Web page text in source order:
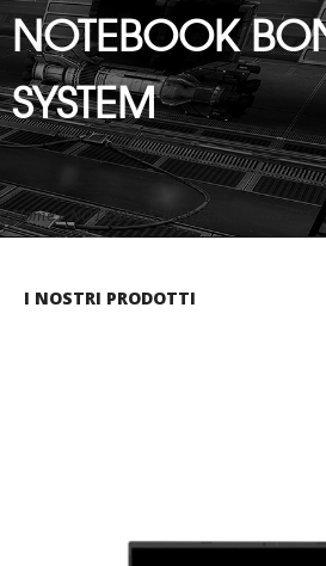
NOTEBOOK
SYSTEM
Home»NOTEBOOK BONEHEAD SYSTEM
I NOSTRI PRODOTTI